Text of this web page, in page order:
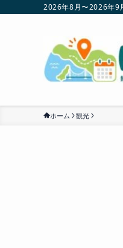
2026年8月〜2026年9
ホーム 観光